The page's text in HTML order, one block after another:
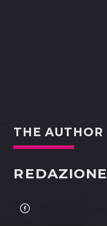
THE AUTHOR
REDAZIONE